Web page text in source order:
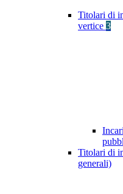
Titolari di
vertice 3
Titolari di
generali)